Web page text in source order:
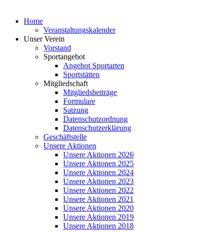
Home
Veranstaltungskalender
Unser Verein
Vorstand
Sportangebot
Angebot Sportarten
Sportstätten
Mitgliedschaft
Mitgliedsbeiträge
Formulare
Satzung
Datenschutzordnung
Datenschutzerklärung
Geschäftstelle
Unsere Aktionen
Unsere Aktionen 2026
Unsere Aktionen 2025
Unsere Aktionen 2024
Unsere Aktionen 2023
Unsere Aktionen 2022
Unsere Aktionen 2021
Unsere Aktionen 2020
Unsere Aktionen 2019
Unsere Aktionen 2018